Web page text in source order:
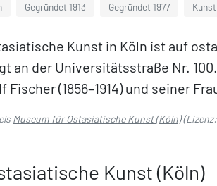
Gegründet 1913 Gegründet 1977
Kunst in Köln ist auf
an der Universitätsstraße Nr.
(1856–1914) und seiner
Museum für Ostasiatische Kunst (Köln)(Lizenz:
Kunst (Köln)